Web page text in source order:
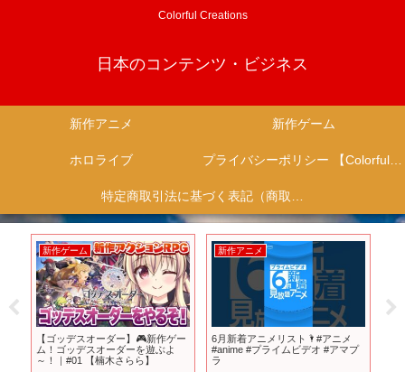
Colorful Creations
日本のコンテンツ・ビジネス
新作アニメ 新作ゲーム
ホロライブ プライバシーポリシー 【Colorful Creation】
特定商取引法に基づく表記（商取引に関する開示）
新作ゲーム
【ゴッデスオーダー】🎮新作ゲー
ム！ゴッデスオーダーを遊ぶよ
～！｜#01 【楠木さらら】
新作アニメ
6月新着アニメリスト🌂#アニメ
#anime #プライムビデオ #アマプ
ラ